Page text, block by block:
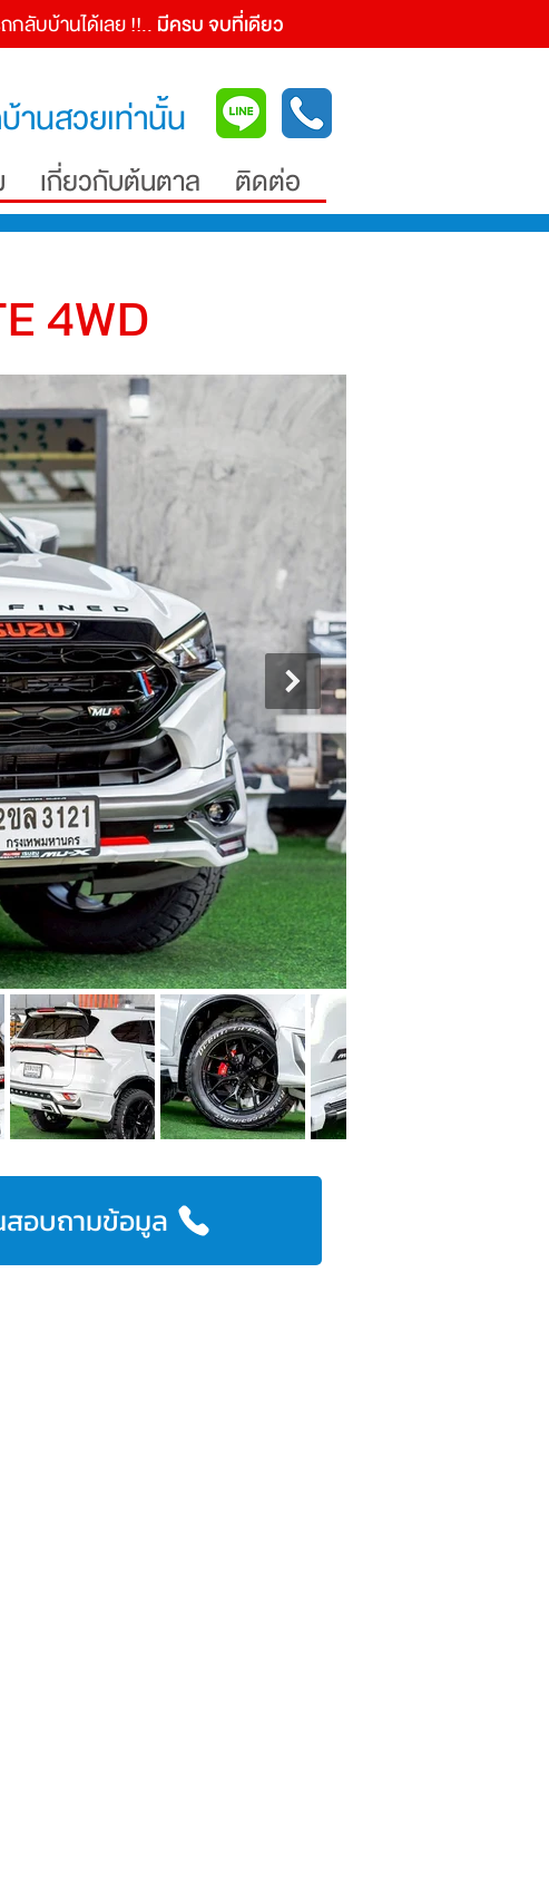
กลับบ้านได้เลย !!.. มีครบ จบที่เดียว
านสวยเท่านั้น
เกี่ยวกับต้นตาล ติดต่อ
4WD
สอบถามข้อมูล